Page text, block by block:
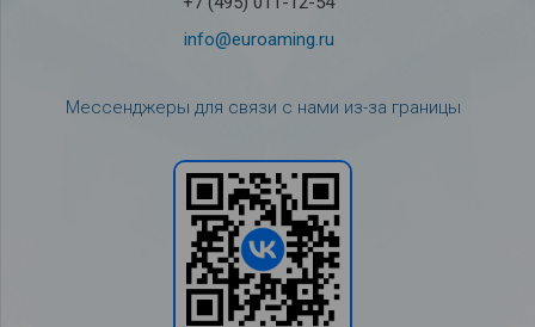
info@euroaming.ru
Мессенджеры для связи с нами из-за границы